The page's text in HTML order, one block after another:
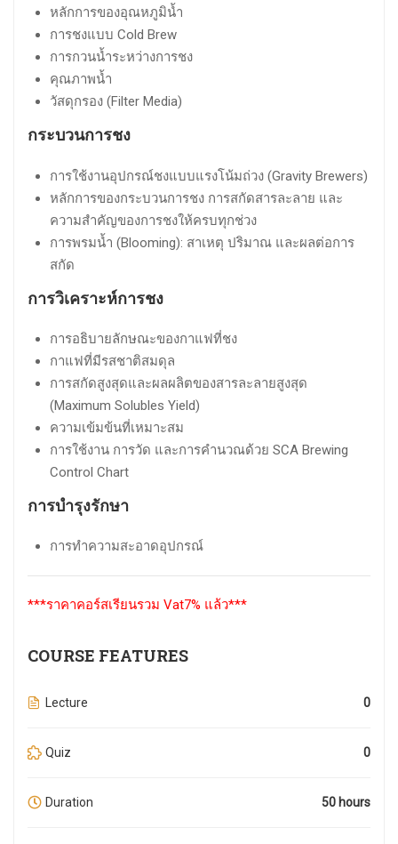
หลักการของอุณหภูมิน้ำ
การชงแบบ Cold Brew
การกวนน้ำระหว่างการชง
คุณภาพน้ำ
วัสดุกรอง (Filter Media)
กระบวนการชง
การใช้งานอุปกรณ์ชงแบบแรงโน้มถ่วง (Gravity Brewers)
หลักการของกระบวนการชง การสกัดสารละลาย และ
ความสำคัญของการชงให้ครบทุกช่วง
การพรมน้ำ (Blooming): สาเหตุ ปริมาณ และผลต่อการ
สกัด
การวิเคราะห์การชง
การอธิบายลักษณะของกาแฟที่ชง
กาแฟที่มีรสชาติสมดุล
การสกัดสูงสุดและผลผลิตของสารละลายสูงสุด
(Maximum Solubles Yield)
ความเข้มข้นที่เหมาะสม
การใช้งาน การวัด และการคำนวณด้วย SCA Brewing
Control Chart
การบำรุงรักษา
การทำความสะอาดอุปกรณ์
***ราคาคอร์สเรียนรวม Vat7% แล้ว***
COURSE FEATURES
Lecture 0
Quiz 0
Duration 50 hours